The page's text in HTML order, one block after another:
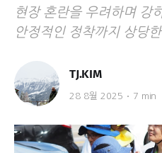
현장 혼란을 우려하며 강
안정적인 정착까지 상당
TJ.KIM
28 8월 2025 7 min